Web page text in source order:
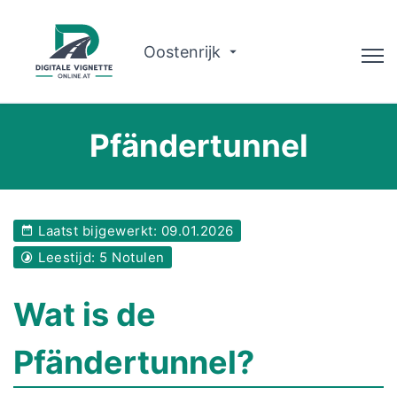
Oostenrijk
Routeplanner
Over ons
Pfändertunnel
Laatst bijgewerkt: 09.01.2026
Leestijd: 5 Notulen
Wat is de
Pfändertunnel?